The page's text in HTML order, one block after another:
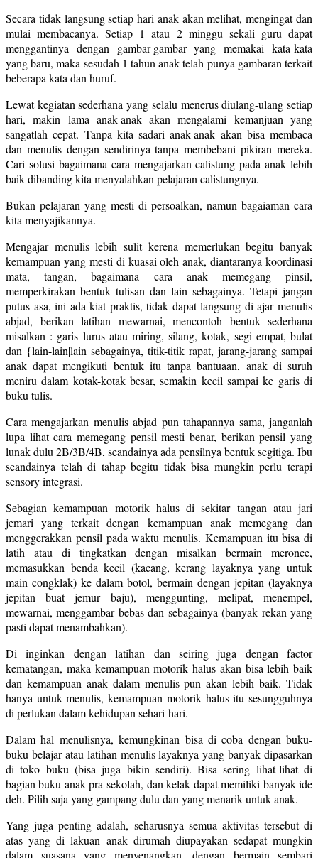
Secara tidak langsung setiap hari anak akan melihat, mengingat dan
mulai membacanya. Setiap 1 atau 2 minggu sekali guru dapat
menggantinya dengan gambar-gambar yang memakai kata-kata
yang baru, maka sesudah 1 tahun anak telah punya gambaran terkait
beberapa kata dan huruf.
Lewat kegiatan sederhana yang selalu menerus diulang-ulang setiap
hari, makin lama anak-anak akan mengalami kemanjuan yang
sangatlah cepat. Tanpa kita sadari anak-anak akan bisa membaca
dan menulis dengan sendirinya tanpa membebani pikiran mereka.
Cari solusi bagaimana cara mengajarkan calistung pada anak lebih
baik dibanding kita menyalahkan pelajaran calistungnya.
Bukan pelajaran yang mesti di persoalkan, namun bagaiaman cara
kita menyajikannya.
Mengajar menulis lebih sulit kerena memerlukan begitu banyak
kemampuan yang mesti di kuasai oleh anak, diantaranya koordinasi
mata, tangan, bagaimana cara anak memegang pinsil,
memperkirakan bentuk tulisan dan lain sebagainya. Tetapi jangan
putus asa, ini ada kiat praktis, tidak dapat langsung di ajar menulis
abjad, berikan latihan mewarnai, mencontoh bentuk sederhana
misalkan : garis lurus atau miring, silang, kotak, segi empat, bulat
dan {lain-lain|lain sebagainya, titik-titik rapat, jarang-jarang sampai
anak dapat mengikuti bentuk itu tanpa bantuaan, anak di suruh
meniru dalam kotak-kotak besar, semakin kecil sampai ke garis di
buku tulis.
Cara mengajarkan menulis abjad pun tahapannya sama, janganlah
lupa lihat cara memegang pensil mesti benar, berikan pensil yang
lunak dulu 2B/3B/4B, seandainya ada pensilnya bentuk segitiga. Ibu
seandainya telah di tahap begitu tidak bisa mungkin perlu terapi
sensory integrasi.
Sebagian kemampuan motorik halus di sekitar tangan atau jari
jemari yang terkait dengan kemampuan anak memegang dan
menggerakkan pensil pada waktu menulis. Kemampuan itu bisa di
latih atau di tingkatkan dengan misalkan bermain meronce,
memasukkan benda kecil (kacang, kerang layaknya yang untuk
main congklak) ke dalam botol, bermain dengan jepitan (layaknya
jepitan buat jemur baju), menggunting, melipat, menempel,
mewarnai, menggambar bebas dan sebagainya (banyak rekan yang
pasti dapat menambahkan).
Di inginkan dengan latihan dan seiring juga dengan factor
kematangan, maka kemampuan motorik halus akan bisa lebih baik
dan kemampuan anak dalam menulis pun akan lebih baik. Tidak
hanya untuk menulis, kemampuan motorik halus itu sesungguhnya
di perlukan dalam kehidupan sehari-hari.
Dalam hal menulisnya, kemungkinan bisa di coba dengan buku-
buku belajar atau latihan menulis layaknya yang banyak dipasarkan
di toko buku (bisa juga bikin sendiri). Bisa sering lihat-lihat di
bagian buku anak pra-sekolah, dan kelak dapat memiliki banyak ide
deh. Pilih saja yang gampang dulu dan yang menarik untuk anak.
Yang juga penting adalah, seharusnya semua aktivitas tersebut di
atas yang di lakuan anak dirumah diupayakan sedapat mungkin
dalam suasana yang menyenangkan, dengan bermain sembari